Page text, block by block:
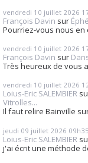
vendredi 10 juillet 2026
François Davin sur
Pourriez-vous nous en
vendredi 10 juillet 2026
François Davin sur
Très heureux de vous
vendredi 10 juillet 2026
Loius-Eric SALEMBIER
Vitrolles...
Il faut relire Bainville
jeudi 09 juillet 2026 09h35
Loius-Eric SALEMBIER
j'ai écrit une méthode